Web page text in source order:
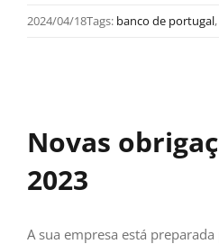
2024/04/18Tags: banco de portugal,
Novas
2023
A sua empresa está